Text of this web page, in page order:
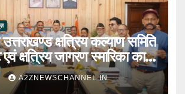
क्षत्रिय कल्याण समिति
क्षत्रिय जागरण स्मारिका का
A2ZNEWSCHANNEL.IN